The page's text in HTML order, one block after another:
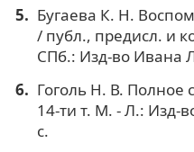
Бугаева К. Н.
/ публ., предисл. и
СПб.: Изд-во Ивана
Гоголь Н. В. Полное
14-ти т. М. - Л.: Изд-
с.